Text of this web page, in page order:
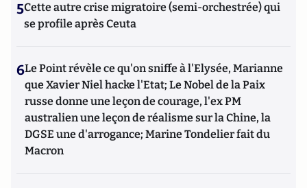
5Cette autre crise migratoire (semi-orchestrée) qui
se profile après Ceuta
6Le Point révèle ce qu'on sniffe à l'Elysée, Marianne
que Xavier Niel hacke l'Etat; Le Nobel de la Paix
russe donne une leçon de courage, l'ex PM
australien une leçon de réalisme sur la Chine, la
DGSE une d'arrogance; Marine Tondelier fait du
Macron